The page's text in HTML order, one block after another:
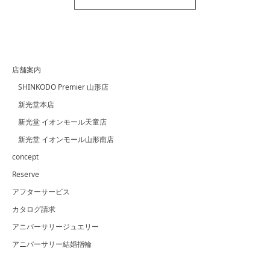
店舗案内
SHINKODO Premier 山形店
新光堂本店
新光堂 イオンモール天童店
新光堂 イオンモール山形南店
concept
Reserve
アフターサービス
カタログ請求
アニバーサリージュエリー
アニバーサリー結婚指輪